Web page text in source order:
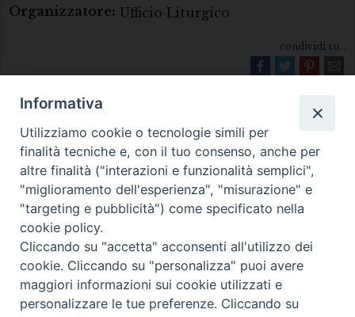
Organizzatore: Ufficio Liturgico
condividi su...
Diocesi di Melfi Rapolla Venosa
• Largo Duomo, 12 - 85025 MELFI (PZ) •
Tel. 0972238604
PEC ufficiale della Diocesi:
diocesi.melfi_rapolla_venosa@legalmail.it
Informativa
Utilizziamo cookie o tecnologie simili per
finalità tecniche e, con il tuo consenso, anche per
altre finalità ("interazioni e funzionalità semplici",
"miglioramento dell'esperienza", "misurazione" e
"targeting e pubblicità") come specificato nella
cookie policy.
Cliccando su "accetta" acconsenti all'utilizzo dei
cookie. Cliccando su "personalizza" puoi avere
maggiori informazioni sui cookie utilizzati e
personalizzare le tue preferenze. Cliccando su